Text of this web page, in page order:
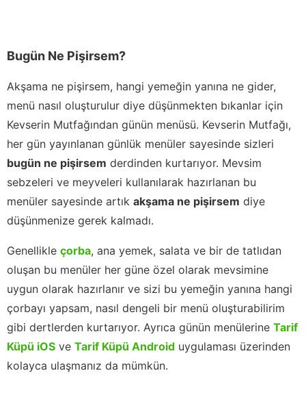
Bugün Ne Pişirsem?
Akşama ne pişirsem, hangi yemeğin yanına ne gider,
menü nasıl oluşturulur diye düşünmekten bıkanlar için
Kevserin Mutfağından günün menüsü. Kevserin Mutfağı,
her gün yayınlanan günlük menüler sayesinde sizleri
bugün ne pişirsem derdinden kurtarıyor. Mevsim
sebzeleri ve meyveleri kullanılarak hazırlanan bu
menüler sayesinde artık akşama ne pişirsem diye
düşünmenize gerek kalmadı.
Genellikle çorba, ana yemek, salata ve bir de tatlıdan
oluşan bu menüler her güne özel olarak mevsimine
uygun olarak hazırlanır ve sizi bu yemeğin yanına hangi
çorbayı yapsam, nasıl dengeli bir menü oluşturabilirim
gibi dertlerden kurtarıyor. Ayrıca günün menülerine Tarif
Küpü iOS ve Tarif Küpü Android uygulaması üzerinden
kolayca ulaşmanız da mümkün.